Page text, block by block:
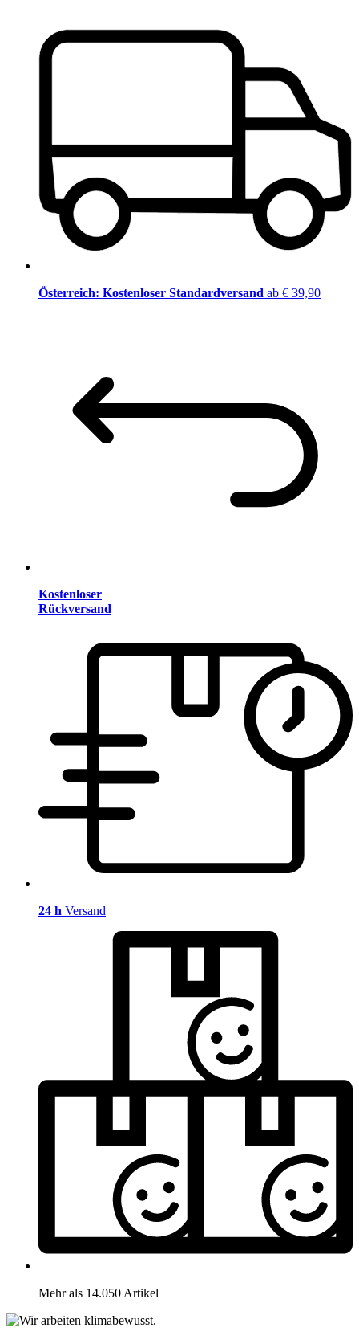
Österreich: Kostenloser Standardversand ab € 39,90
Kostenloser
Rückversand
24 h Versand
Mehr als 14.050 Artikel